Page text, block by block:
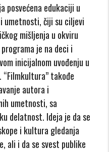
posvećena edukaciji u
umetnosti, čiji su ciljevi
mišljenja u okviru
je na deci i
inicijalnom uvođenju u
takođe
autora i
umetnosti, sa
delatnost. Ideja je da se
i kultura gledanja
ali i da se svest publike